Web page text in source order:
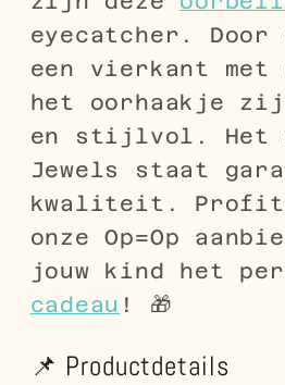
eyecatcher. Door
een vierkant
het oorhaakje
en stijlvol. Het
Jewels staat
kwaliteit.
onze Op=Op
jouw kind het
cadeau ! 🎁
📌 Productdetails